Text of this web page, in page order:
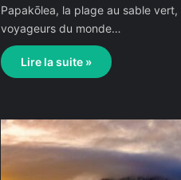
Papakōlea, la plage au sable vert,
voyageurs du monde…
Lire la suite »